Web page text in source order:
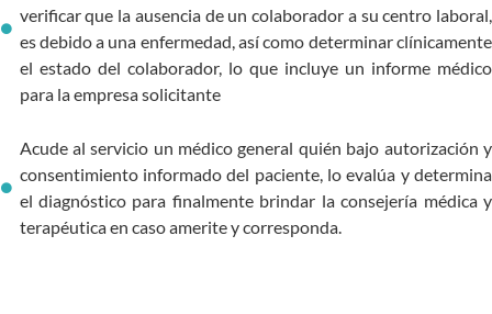
verificar que la ausencia de un colaborador a su centro laboral,
es debido a una enfermedad, así como determinar clínicamente
el estado del colaborador, lo que incluye un informe médico
para la empresa solicitante
Acude al servicio un médico general quién bajo autorización y
consentimiento informado del paciente, lo evalúa y determina
el diagnóstico para finalmente brindar la consejería médica y
terapéutica en caso amerite y corresponda.